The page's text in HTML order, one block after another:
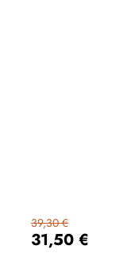
31,50 €
39,30 €